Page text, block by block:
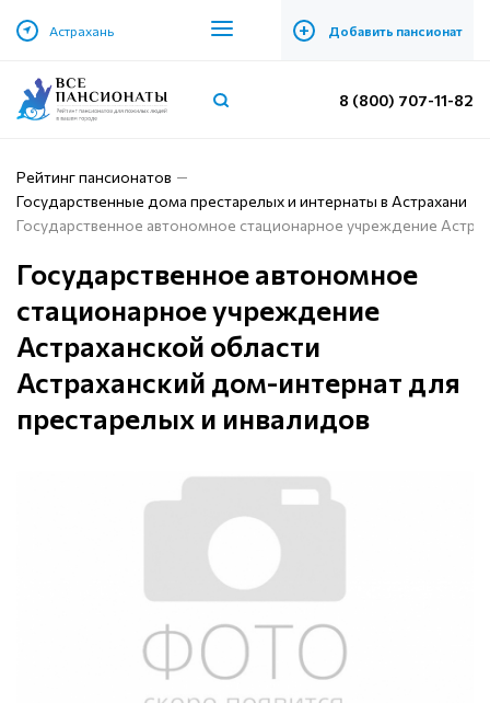
Астрахань + Добавить пансионат
8 (800) 707-11-82
Рейтинг пансионатов
Государственные дома престарелых и интернаты в Астрахани
Государственное автономное стационарное учреждение
Государственное автономное
стационарное учреждение
Астраханской области
Астраханский дом-интернат для
престарелых и инвалидов